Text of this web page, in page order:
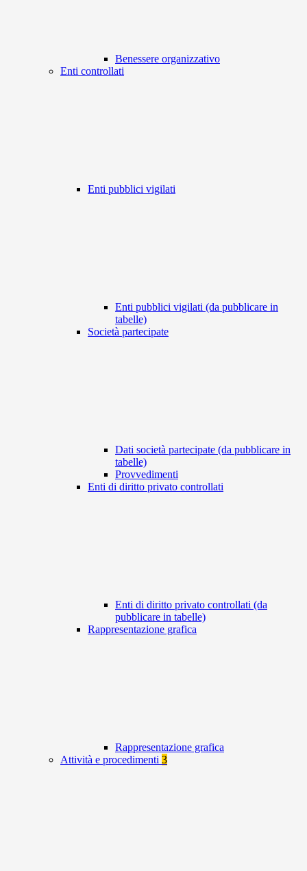
Benessere organizzativo
Enti controllati
Enti pubblici vigilati
Enti pubblici vigilati (da pubblicare in
tabelle)
Società partecipate
Dati società partecipate (da pubblicare in
tabelle)
Provvedimenti
Enti di diritto privato controllati
Enti di diritto privato controllati (da
pubblicare in tabelle)
Rappresentazione grafica
Rappresentazione grafica
Attività e procedimenti 3